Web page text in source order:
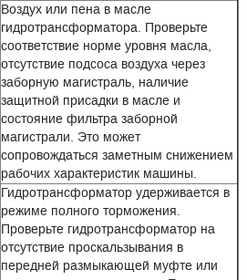
Воздух или пена в масле
гидротрансформатора. Проверьте
соответствие норме уровня масла,
отсутствие подсоса воздуха через
заборную магистраль, наличие
защитной присадки в масле и
состояние фильтра заборной
магистрали. Это может
сопровождаться заметным снижением
рабочих характеристик машины.
Гидротрансформатор удерживается в
режиме полного торможения.
Проверьте гидротрансформатор на
отсутствие проскальзывания в
передней размыкающей муфте или